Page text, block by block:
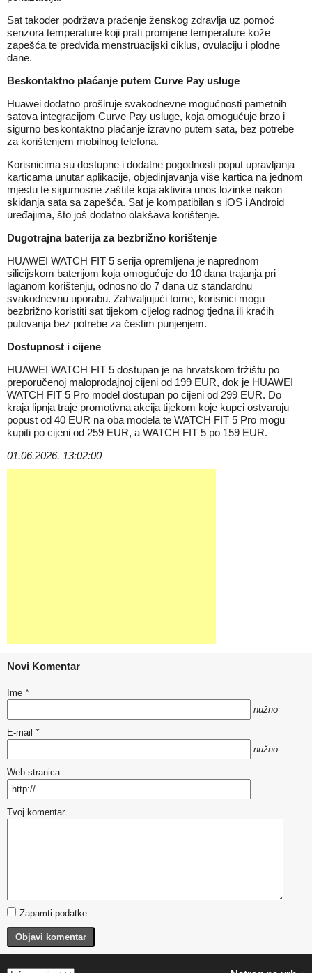
Sat također podržava praćenje ženskog zdravlja uz pomoć
senzora temperature koji prati promjene temperature kože
zapešća te predviđa menstruacijski ciklus, ovulaciju i plodne
dane.
Beskontaktno plaćanje putem Curve Pay usluge
Huawei dodatno proširuje svakodnevne mogućnosti pametnih
satova integracijom Curve Pay usluge, koja omogućuje brzo i
sigurno beskontaktno plaćanje izravno putem sata, bez potrebe
za korištenjem mobilnog telefona.
Korisnicima su dostupne i dodatne pogodnosti poput upravljanja
karticama unutar aplikacije, objedinjavanja više kartica na jednom
mjestu te sigurnosne zaštite koja aktivira unos lozinke nakon
skidanja sata sa zapešća. Sat je kompatibilan s iOS i Android
uređajima, što još dodatno olakšava korištenje.
Dugotrajna baterija za bezbrižno korištenje
HUAWEI WATCH FIT 5 serija opremljena je naprednom
silicijskom baterijom koja omogućuje do 10 dana trajanja pri
laganom korištenju, odnosno do 7 dana uz standardnu
svakodnevnu uporabu. Zahvaljujući tome, korisnici mogu
bezbrižno koristiti sat tijekom cijelog radnog tjedna ili kraćih
putovanja bez potrebe za čestim punjenjem.
Dostupnost i cijene
HUAWEI WATCH FIT 5 dostupan je na hrvatskom tržištu po
preporučenoj maloprodajnoj cijeni od 199 EUR, dok je HUAWEI
WATCH FIT 5 Pro model dostupan po cijeni od 299 EUR. Do
kraja lipnja traje promotivna akcija tijekom koje kupci ostvaruju
popust od 40 EUR na oba modela te WATCH FIT 5 Pro mogu
kupiti po cijeni od 259 EUR, a WATCH FIT 5 po 159 EUR.
01.06.2026. 13:02:00
Novi Komentar
Ime *
nužno
E-mail *
nužno
Web stranica
Tvoj komentar
Zapamti podatke
Objavi komentar